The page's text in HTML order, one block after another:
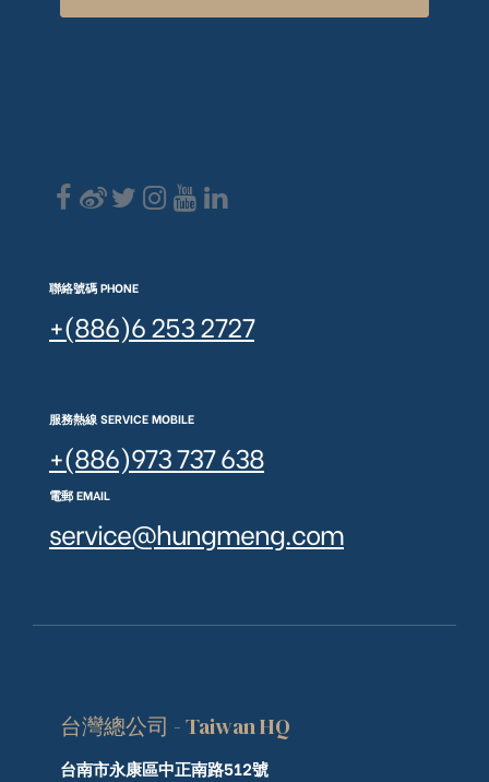
聯絡號碼 PHONE
+(886)6 253 2727
服務熱線 SERVICE MOBILE
+(886)973 737 638
電郵 EMAIL
service@hungmeng.com
台灣總公司 - Taiwan HQ
台南市永康區中正南路512號